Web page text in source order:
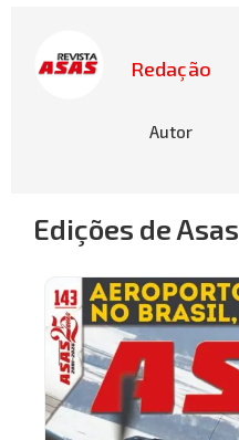
Redação
Autor
Edições de Asas